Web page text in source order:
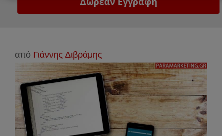
από Γιάννης Διβράμης